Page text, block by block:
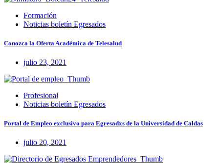
Formación
Noticias boletín Egresados
Conozca la Oferta Académica de Telesalud
julio 23, 2021
Profesional
Noticias boletín Egresados
Portal de Empleo exclusivo para Egresadxs de la Universidad de Caldas
julio 20, 2021